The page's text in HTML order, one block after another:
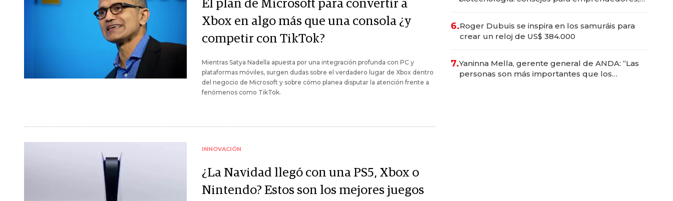
El plan de Microsoft para convertir a
Xbox en algo más que una consola ¿y
competir con TikTok?
Mientras Satya Nadella apuesta por una integración profunda con PC y
plataformas móviles, surgen dudas sobre el verdadero lugar de Xbox dentro
del negocio de Microsoft y sobre cómo planea disputar la atención frente a
fenómenos como TikTok.
INNOVACIÓN
¿La Navidad llegó con una PS5, Xbox o
Nintendo? Estos son los mejores juegos
6.Roger Dubuis se inspira en los samuráis para
crear un reloj de US$ 384.000
7.Yaninna Mella, gerente general de ANDA: “Las
personas son más importantes que los